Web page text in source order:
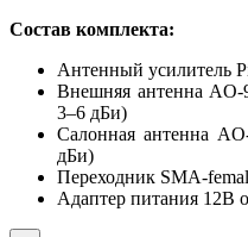
Состав комплекта:
Антенный усилитель
Внешняя антенна AO-
3–6 дБи)
Салонная антенна
дБи)
Переходник SMA-
Адаптер питания 12В